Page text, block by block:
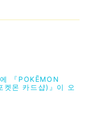
『POKĒMON
켓몬 카드샵)』이 오